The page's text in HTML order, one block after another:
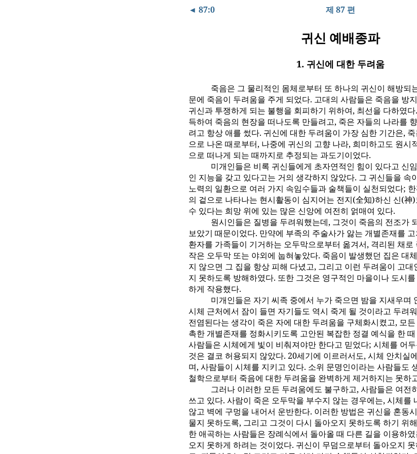
◄ 87:0 제 87 편
귀신 예배종파
1. 귀신에 대한 두려움
죽음은 그 물리적인 몸체로부터 또 하나의 귀신이 해방되
문에 죽음이 두려움을 주게 되었다. 고대의 사람들은 죽음을 방
귀신과 투쟁하게 되는 불행을 회피하기 위하여, 최선을 다하였
득하여 죽음의 현장을 떠나도록 만들려고, 죽은 자들의 나라를
려고 항상 애를 썼다. 귀신에 대한 두려움이 가장 심한 기간은,
으로 나온 때로부터, 나중에 귀신의 고향 나라, 희미하고도 원시
으로 떠나게 되는 때까지로 추정되는 과도기이었다.
미개인들은 비록 귀신들에게 초자연적인 힘이 있다고 신
인 지능을 갖고 있다고는 거의 생각하지 않았다. 그 귀신들을 속
노력의 일환으로 여러 가지 속임수들과 술책들이 실천되었다;
의 겉으로 나타나는 현시활동이 심지어는 전지(全知)하신 신(神
수 있다는 희망 위에 있는 많은 신앙에 여전히 얽매여 있다.
원시인들은 질병을 두려워했는데, 그것이 죽음의 전조가
보았기 때문이었다. 만약에 부족의 주술사가 앓는 개별존재를
환자를 가족들이 기거하는 오두막으로부터 옮겨서, 격리된 채로
작은 오두막 또는 야외에 눕혀놓았다. 죽음이 발생했던 집은 대
지 않으면 그 집을 항상 피해 다녔고, 그리고 이런 두려움이 고대
지 못하도록 방해하였다. 또한 그것은 영구적인 마을이나 도시
하게 작용했다.
미개인들은 자기 씨족 중에서 누가 죽으면 밤을 지새우며
시체 근처에서 잠이 들면 자기들도 역시 죽게 될 것이라고 두려
전염된다는 생각이 죽은 자에 대한 두려움을 구체화시켰고, 모
촉한 개별존재를 정화시키도록 고안된 복잡한 정결 예식을 한
사람들은 시체에게 빛이 비춰져야만 한다고 믿었다; 시체를 어
것은 결코 허용되지 않았다. 20세기에 이르러서도, 시체 안치실
며, 사람들이 시체를 지키고 있다. 소위 문명인이라는 사람들도
철학으로부터 죽음에 대한 두려움을 완벽하게 제거하지는 못하
그러나 이러한 모든 두려움에도 불구하고, 사람들은 여전
쓰고 있다. 사람이 죽은 오두막을 부수지 않는 경우에는, 시체를
않고 벽에 구멍을 내어서 운반한다. 이러한 방법은 귀신을 혼동
물지 못하도록, 그리고 그것이 다시 돌아오지 못하도록 하기 위
한 애곡하는 사람들은 장례식에서 돌아올 때 다른 길을 이용하
오지 못하게 하려는 것이었다. 귀신이 무덤으로부터 돌아오지